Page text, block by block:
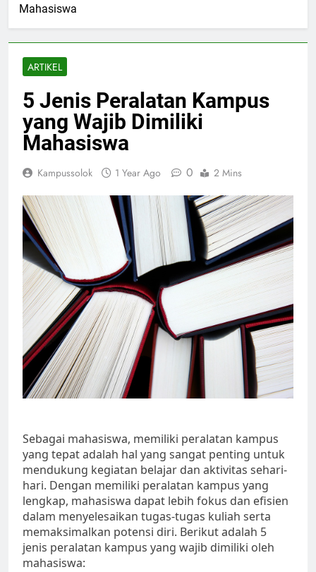
Mahasiswa
ARTIKEL
5 Jenis Peralatan Kampus
yang Wajib Dimiliki
Mahasiswa
Kampussolok 1 Year Ago 0 2 Mins
Sebagai mahasiswa, memiliki peralatan kampus
yang tepat adalah hal yang sangat penting untuk
mendukung kegiatan belajar dan aktivitas sehari-
hari. Dengan memiliki peralatan kampus yang
lengkap, mahasiswa dapat lebih fokus dan efisien
dalam menyelesaikan tugas-tugas kuliah serta
memaksimalkan potensi diri. Berikut adalah 5
jenis peralatan kampus yang wajib dimiliki oleh
mahasiswa: